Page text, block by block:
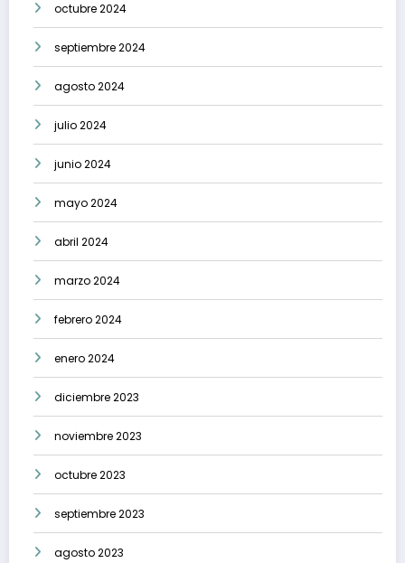
octubre 2024
septiembre 2024
agosto 2024
julio 2024
junio 2024
mayo 2024
abril 2024
marzo 2024
febrero 2024
enero 2024
diciembre 2023
noviembre 2023
octubre 2023
septiembre 2023
agosto 2023